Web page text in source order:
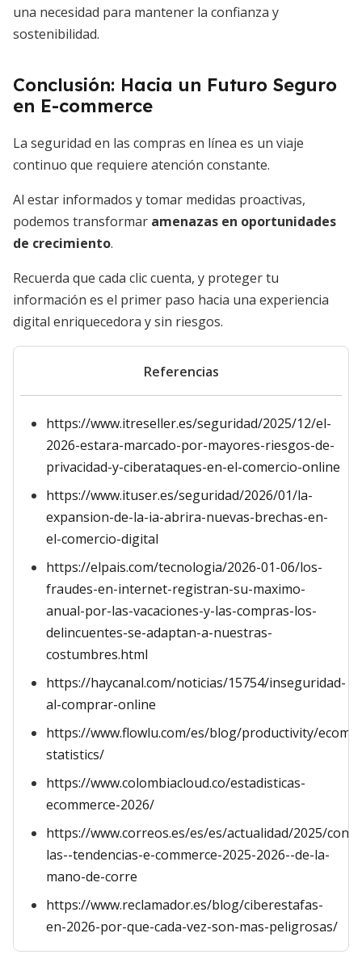
una necesidad para mantener la confianza y
sostenibilidad.
Conclusión: Hacia un Futuro Seguro
en E-commerce
La seguridad en las compras en línea es un viaje
continuo que requiere atención constante.
Al estar informados y tomar medidas proactivas,
podemos transformar amenazas en oportunidades
de crecimiento.
Recuerda que cada clic cuenta, y proteger tu
información es el primer paso hacia una experiencia
digital enriquecedora y sin riesgos.
Referencias
https://www.itreseller.es/seguridad/2025/12/el-
2026-estara-marcado-por-mayores-riesgos-de-
privacidad-y-ciberataques-en-el-comercio-online
https://www.ituser.es/seguridad/2026/01/la-
expansion-de-la-ia-abrira-nuevas-brechas-en-
el-comercio-digital
https://elpais.com/tecnologia/2026-01-06/los-
fraudes-en-internet-registran-su-maximo-
anual-por-las-vacaciones-y-las-compras-los-
delincuentes-se-adaptan-a-nuestras-
costumbres.html
https://haycanal.com/noticias/15754/inseguridad-
al-comprar-online
https://www.flowlu.com/es/blog/productivity/
statistics/
https://www.colombiacloud.co/estadisticas-
ecommerce-2026/
https://www.correos.es/es/es/actualidad/2025/
las--tendencias-e-commerce-2025-2026--de-la-
mano-de-corre
https://www.reclamador.es/blog/ciberestafas-
en-2026-por-que-cada-vez-son-mas-peligrosas/